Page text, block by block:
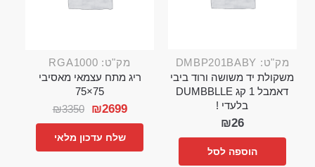
מק"ט: DMBP201BABY
משקולת יד משושה ורוד ביבי
דאמבל 1 קג DUMBBLLE
בלעדי !
₪26
הוספה לסל
מק"ט: RGA1000
ריג מתח עצמאי מאסיבי
75×75
₪3350 ₪2699
שלח עדכון מלאי